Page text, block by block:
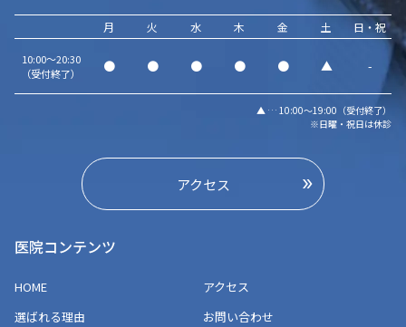
月 火 水 木 金 土 日・祝
10:00～20:30
（受付終了）
● ● ● ● ● ▲ -
▲ … 10:00～19:00（受付終了）
※日曜・祝日は休診
アクセス
医院コンテンツ
HOME
選ばれる理由
アクセス
お問い合わせ